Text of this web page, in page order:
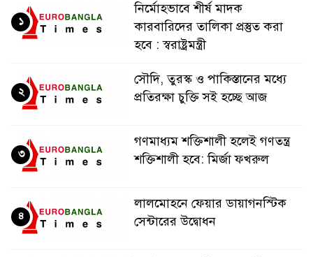
নির্মোহভাবে শীর্ষ মাদক
কারবারিদের তালিকা প্রস্তুত করা
হবে : স্বরাষ্ট্রমন্ত্রী
১
সৌদি, তুরস্ক ও পাকিস্তানের মধ্যে
প্রতিরক্ষা চুক্তি সই হচ্ছে আজ
২
গণমাধ্যম শক্তিশালী হলেই গণতন্ত্র
শক্তিশালী হবে: মির্জা ফখরুল
৩
লালমোহনে ফেয়ার ডায়াগনস্টিক
সেন্টারের উদ্বোধন
৪